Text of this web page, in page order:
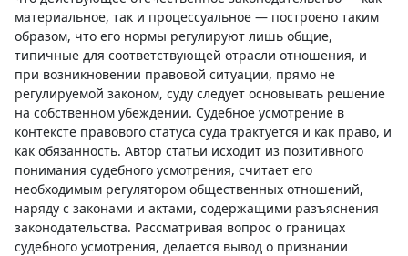
материальное, так и процессуальное — построено таким
образом, что его нормы регулируют лишь общие,
типичные для соответствующей отрасли отношения, и
при возникновении правовой ситуации, прямо не
регулируемой законом, суду следует основывать решение
на собственном убеждении. Судебное усмотрение в
контексте правового статуса суда трактуется и как право, и
как обязанность. Автор статьи исходит из позитивного
понимания судебного усмотрения, считает его
необходимым регулятором общественных отношений,
наряду с законами и актами, содержащими разъяснения
законодательства. Рассматривая вопрос о границах
судебного усмотрения, делается вывод о признании